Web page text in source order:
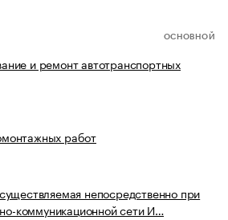
ОСНОВНОЙ
и ремонт автотранспортных
работ
непосредственно при
коммуникационной сети И…